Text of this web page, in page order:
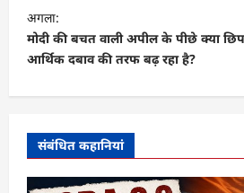
वि
गे
श
न
अगला:
मोदी की बचत वाली अपील के पीछे क्या
आर्थिक दबाव की तरफ बढ़ रहा है?
संबंधित कहानियां